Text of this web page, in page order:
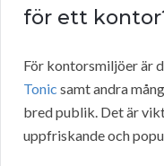
för ett
För kontorsmiljöer är
Tonic samt andra
bred publik. Det är
uppfriskande och